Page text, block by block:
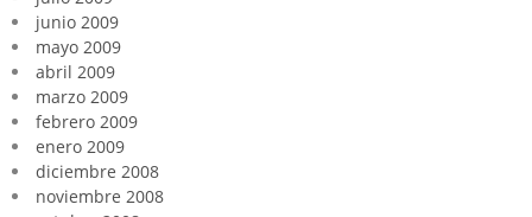
junio 2009
mayo 2009
abril 2009
marzo 2009
febrero 2009
enero 2009
diciembre 2008
noviembre 2008